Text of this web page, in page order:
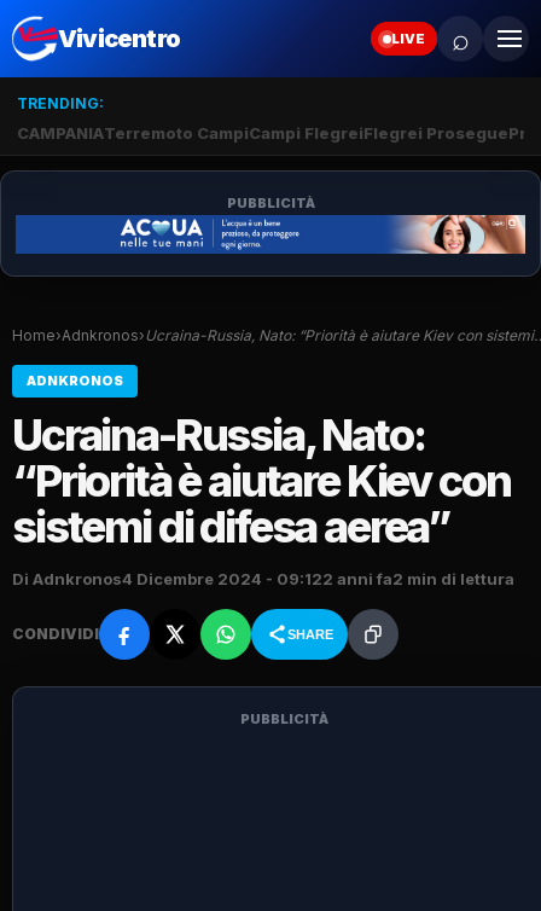
Vivicentro LIVE ⌕
TRENDING:
CAMPANIATerremoto CampiCampi FlegreiFlegrei Prosegue
PUBBLICITÀ
Home›Adnkronos›Ucraina-Russia, Nato: “Priorità è aiutare Kiev con
ADNKRONOS
Ucraina-Russia, Nato:
“Priorità è aiutare Kiev con
sistemi di difesa aerea”
Di Adnkronos4 Dicembre 2024 - 09:122 anni fa2 min di lettura
CONDIVIDI SHARE
PUBBLICITÀ